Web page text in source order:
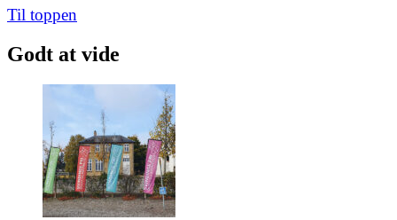
Til toppen
Godt at vide